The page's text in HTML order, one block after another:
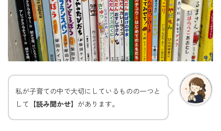
私が子育ての中で大切にしているものの一つと
して 【読み聞かせ】 があります。